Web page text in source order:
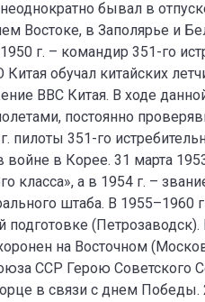
бывал в
Востоке, в Заполярье и
г. – командир 351-го
обучал китайских
ВВС Китая. В ходе
постоянно
пилоты 351-го
в Корее. 31 марта
класса», а в 1954 г. –
штаба. В 1955–1960
(Петрозаводск).
на Восточном
ССР Герою Советского
в связи с днем Победы.